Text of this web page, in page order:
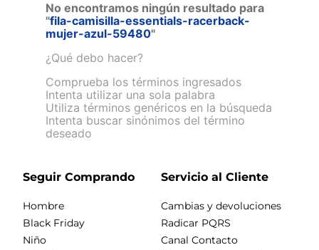
No encontramos ningún resultado para
"fila-camisilla-essentials-racerback-
mujer-azul-59480"
¿Qué debo hacer?
Comprueba los términos ingresados
Intenta utilizar una sola palabra
Utiliza términos genéricos en la búsqueda
Intenta buscar sinónimos del término
deseado
Seguir Comprando
Hombre
Black Friday
Niño
Servicio al Cliente
Cambias y devoluciones
Radicar PQRS
Canal Contacto